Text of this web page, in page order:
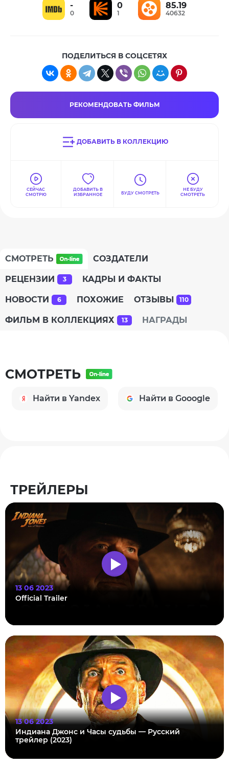
-
0
0
1
85.19
40632
ПОДЕЛИТЬСЯ В СОЦСЕТЯХ
РЕКОМЕНДОВАТЬ ФИЛЬМ
ДОБАВИТЬ В КОЛЛЕКЦИЮ
СЕЙЧАС
СМОТРЮ
ДОБАВИТЬ В
ИЗБРАННОЕ
БУДУ СМОТРЕТЬ
НЕ БУДУ
СМОТРЕТЬ
СМОТРЕТЬ СОЗДАТЕЛИ
РЕЦЕНЗИИ 3 КАДРЫ И ФАКТЫ
НОВОСТИ 6 ПОХОЖИЕ ОТЗЫВЫ 110
ФИЛЬМ В КОЛЛЕКЦИЯХ 13 НАГРАДЫ
СМОТРЕТЬ
Найти в Yandex Найти в Gooogle
ТРЕЙЛЕРЫ
13 06 2023
Official Trailer
13 06 2023
Индиана Джонс и Часы судьбы — Русский
трейлер (2023)